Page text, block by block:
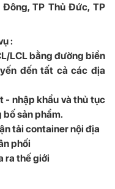
TP Thủ Đức, TP
:
LCL bằng đường biển
đến tất cả các địa
- nhập khẩu và thủ tục
sản phẩm.
tải container nội địa
phối
ra thế giới